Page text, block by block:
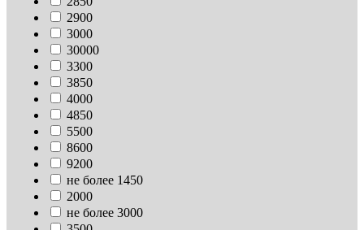
2900
3000
30000
3300
3850
4000
4850
5500
8600
9200
не более 1450
2000
не более 3000